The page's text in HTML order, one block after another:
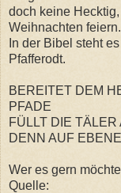
doch keine
Weihnachten
In der Bibel steht
Pfafferodt.
BEREITET DEM
PFADE
FÜLLT DIE
DENN AUF
Wer es gern
Quelle: